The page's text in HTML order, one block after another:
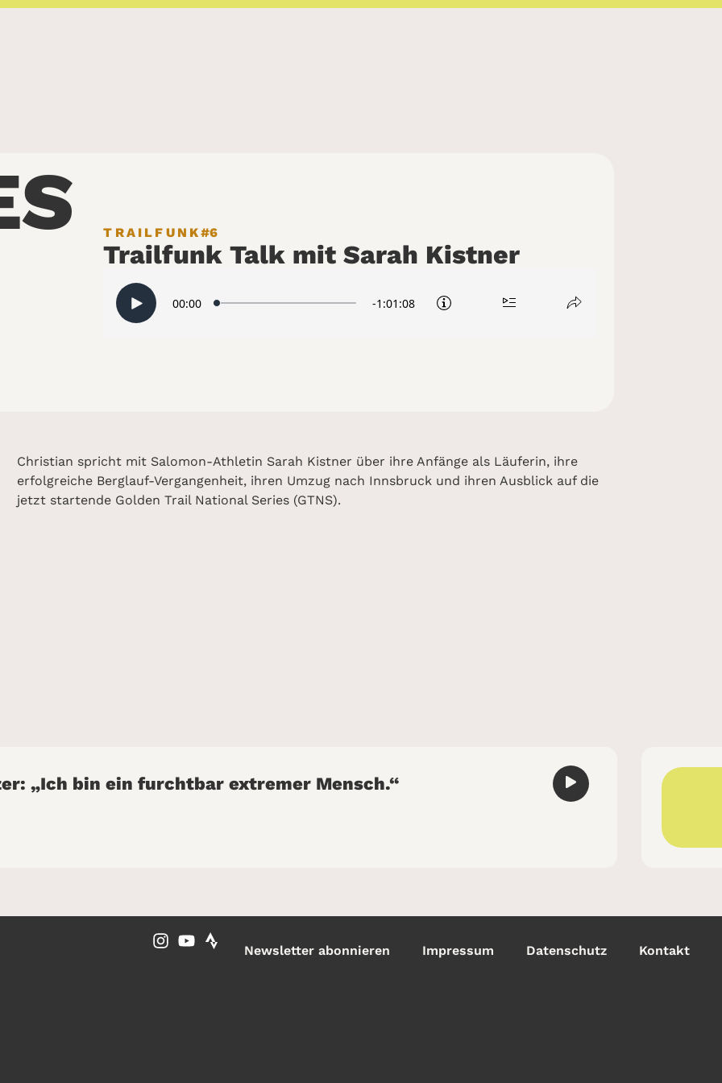
TRAILFUNK#6
Trailfunk Talk mit Sarah Kistner
Christian spricht mit Salomon-Athletin Sarah Kistner über ihre Anfänge als Läuferin, ihre
erfolgreiche Berglauf-Vergangenheit, ihren Umzug nach Innsbruck und ihren Ausblick auf die
jetzt startende Golden Trail National Series (GTNS).
„Ich bin ein furchtbar extremer Mensch.“
Newsletter abonnieren Impressum Datenschutz Kontakt